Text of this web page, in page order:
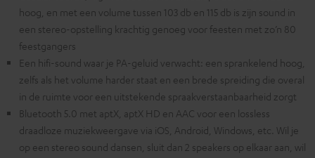
hoog, en met een volume tussen 103 db en 115 db is zijn sound in
een stereo-opstelling krachtig genoeg voor feesten met zo’n 80
feestgangers
Een hifi-sound waar je PA-geluid verwacht: een sprankelend hoog,
zelfs als het volume harder staat en een brede spreiding die overal
in de ruimte voor een uitstekende spraakverstaanbaarheid zorgt
Bluetooth 5.0 met aptX, aptX HD en AAC voor een lossless
draadloze muziekweergave via iOS, Android, Windows, etc. Wil je
op een stereo sound dansen, sluit dan 2 speakers op elkaar aan, wil